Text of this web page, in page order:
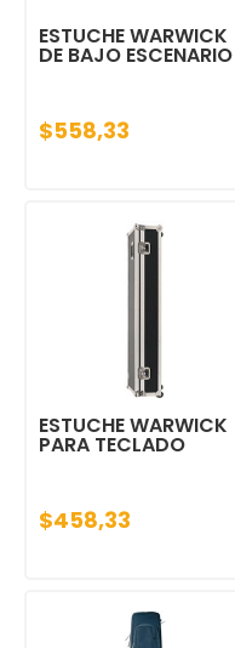
ESTUCHE WARWICK
DE BAJO ESCENARIO
$558,33
ESTUCHE WARWICK
PARA TECLADO
$458,33